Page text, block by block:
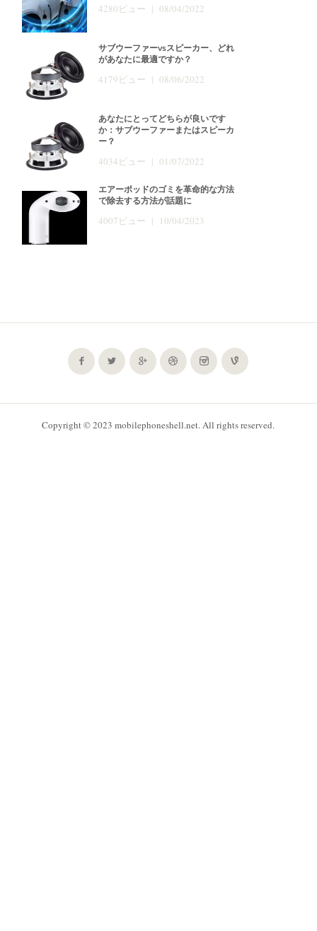
4280ビュー | 08/04/2022
サブウーファーvsスピーカー、どれ
があなたに最適ですか？
4179ビュー | 08/06/2022
あなたにとってどちらが良いです
か：サブウーファーまたはスピーカ
ー？
4034ビュー | 01/07/2022
エアーポッドのゴミを革命的な方法
で除去する方法が話題に
4007ビュー | 10/04/2023
Copyright © 2023 mobilephoneshell.net. All rights reserved.